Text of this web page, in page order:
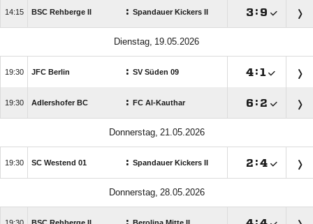
 BSC Rehberge II : Spandauer Kickers II : 
 
 JFC Berlin : SV Süden 09 :
 Adlershofer BC : FC Al-Kauthar  : 
 
 SC Westend 01 : Spandauer Kickers II  :
 